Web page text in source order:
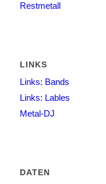
Restmetall
LINKS
Links: Bands
Links: Lables
Metal-DJ
DATEN